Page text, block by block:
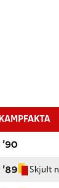
KAMPFAKTA
'90
'89 Skjult